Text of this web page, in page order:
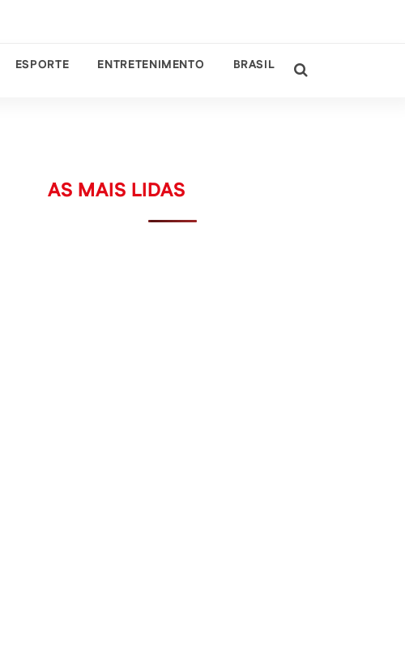
ESPORTE ENTRETENIMENTO BRASIL
AS MAIS LIDAS